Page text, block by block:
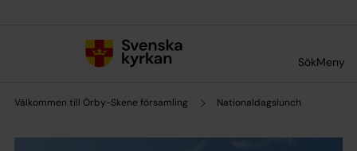
SökMeny
Välkommen till Örby-Skene församling Nationaldagslunch